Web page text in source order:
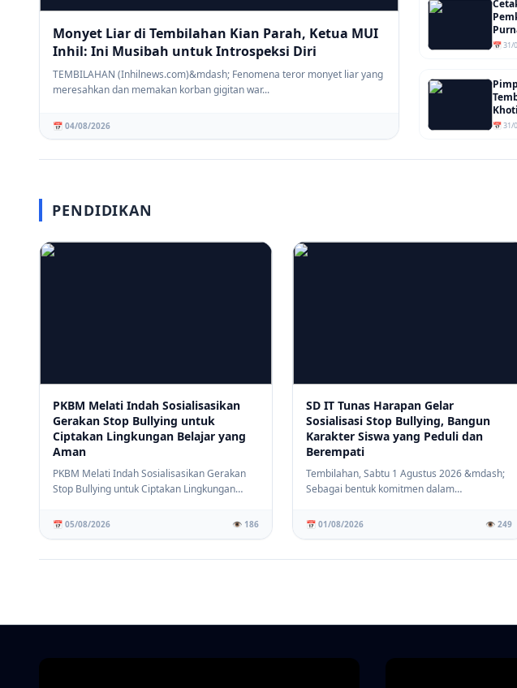
Monyet Liar di Tembilahan Kian Parah, Ketua MUI
Inhil: Ini Musibah untuk Introspeksi Diri
TEMBILAHAN (Inhilnews.com)&mdash; Fenomena teror monyet liar yang
meresahkan dan memakan korban gigitan war...
📅 04/08/2026
📅 31/
📅 31/
PENDIDIKAN
PKBM Melati Indah Sosialisasikan
Gerakan Stop Bullying untuk
Ciptakan Lingkungan Belajar yang
Aman
PKBM Melati Indah Sosialisasikan Gerakan
Stop Bullying untuk Ciptakan Lingkungan
📅 05/08/2026 👁️ 186
SD IT Tunas Harapan Gelar
Sosialisasi Stop Bullying, Bangun
Karakter Siswa yang Peduli dan
Berempati
Tembilahan, Sabtu 1 Agustus 2026 &mdash;
Sebagai bentuk komitmen dalam
📅 01/08/2026 👁️ 249